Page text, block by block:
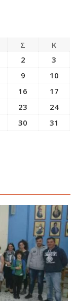
Σ
Κ
2
3
9
10
16
17
23
24
30 31